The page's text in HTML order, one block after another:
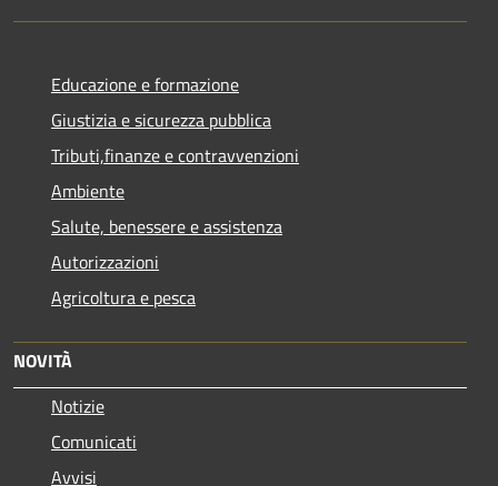
Educazione e formazione
Giustizia e sicurezza pubblica
Tributi,finanze e contravvenzioni
Ambiente
Salute, benessere e assistenza
Autorizzazioni
Agricoltura e pesca
NOVITÀ
Notizie
Comunicati
Avvisi